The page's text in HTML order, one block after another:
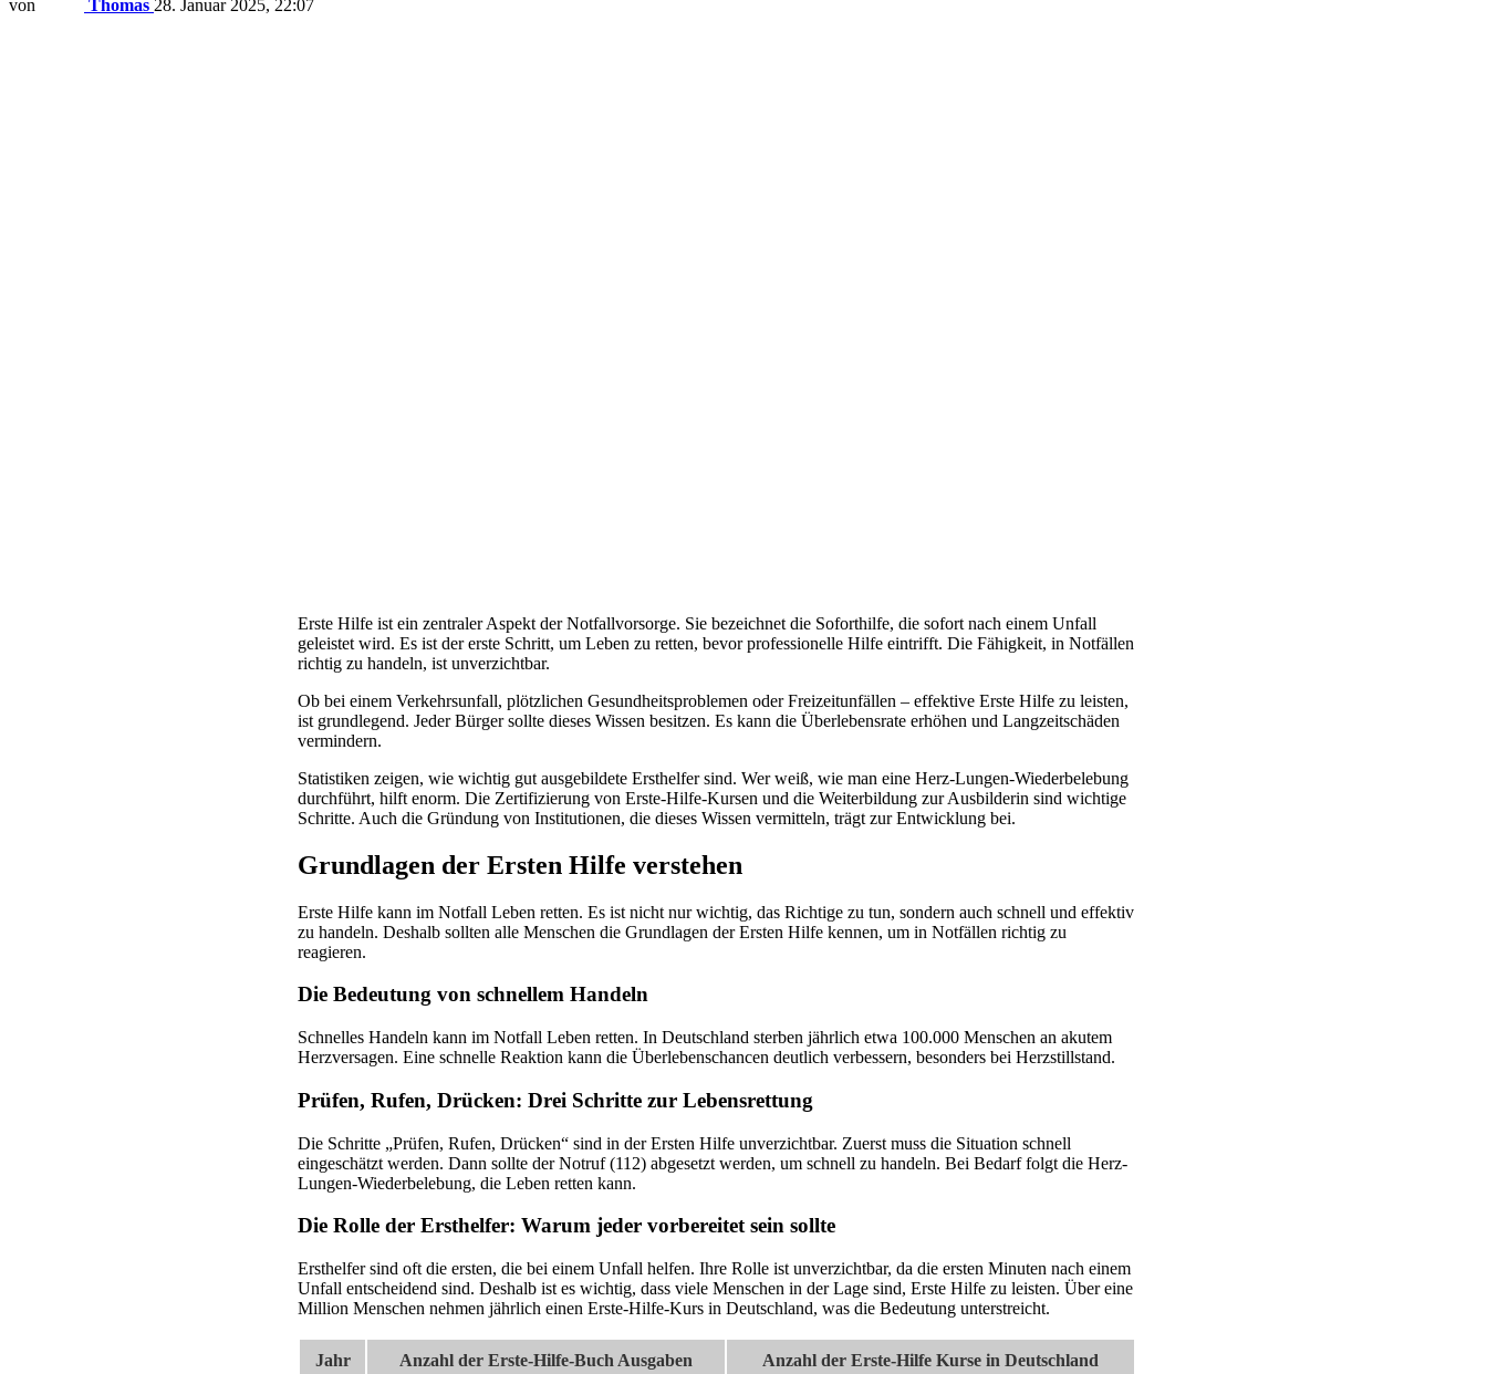
von Thomas 28. Januar 2025, 22:07
Erste Hilfe ist ein zentraler Aspekt der Notfallvorsorge. Sie bezeichnet die Soforthilfe, die sofort nach einem Unfall
geleistet wird. Es ist der erste Schritt, um Leben zu retten, bevor professionelle Hilfe eintrifft. Die Fähigkeit, in Notfällen
richtig zu handeln, ist unverzichtbar.
Ob bei einem Verkehrsunfall, plötzlichen Gesundheitsproblemen oder Freizeitunfällen – effektive Erste Hilfe zu leisten,
ist grundlegend. Jeder Bürger sollte dieses Wissen besitzen. Es kann die Überlebensrate erhöhen und Langzeitschäden
vermindern.
Statistiken zeigen, wie wichtig gut ausgebildete Ersthelfer sind. Wer weiß, wie man eine Herz-Lungen-Wiederbelebung
durchführt, hilft enorm. Die Zertifizierung von Erste-Hilfe-Kursen und die Weiterbildung zur Ausbilderin sind wichtige
Schritte. Auch die Gründung von Institutionen, die dieses Wissen vermitteln, trägt zur Entwicklung bei.
Grundlagen der Ersten Hilfe verstehen
Erste Hilfe kann im Notfall Leben retten. Es ist nicht nur wichtig, das Richtige zu tun, sondern auch schnell und effektiv
zu handeln. Deshalb sollten alle Menschen die Grundlagen der Ersten Hilfe kennen, um in Notfällen richtig zu
reagieren.
Die Bedeutung von schnellem Handeln
Schnelles Handeln kann im Notfall Leben retten. In Deutschland sterben jährlich etwa 100.000 Menschen an akutem
Herzversagen. Eine schnelle Reaktion kann die Überlebenschancen deutlich verbessern, besonders bei Herzstillstand.
Prüfen, Rufen, Drücken: Drei Schritte zur Lebensrettung
Die Schritte „Prüfen, Rufen, Drücken“ sind in der Ersten Hilfe unverzichtbar. Zuerst muss die Situation schnell
eingeschätzt werden. Dann sollte der Notruf (112) abgesetzt werden, um schnell zu handeln. Bei Bedarf folgt die Herz-
Lungen-Wiederbelebung, die Leben retten kann.
Die Rolle der Ersthelfer: Warum jeder vorbereitet sein sollte
Ersthelfer sind oft die ersten, die bei einem Unfall helfen. Ihre Rolle ist unverzichtbar, da die ersten Minuten nach einem
Unfall entscheidend sind. Deshalb ist es wichtig, dass viele Menschen in der Lage sind, Erste Hilfe zu leisten. Über eine
Million Menschen nehmen jährlich einen Erste-Hilfe-Kurs in Deutschland, was die Bedeutung unterstreicht.
Jahr Anzahl der Erste-Hilfe-Buch Ausgaben Anzahl der Erste-Hilfe Kurse in Deutschland